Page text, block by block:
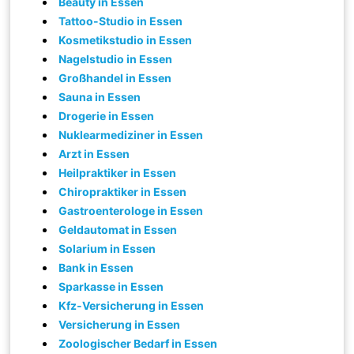
Tattoo-Studio in Essen
Kosmetikstudio in Essen
Nagelstudio in Essen
Großhandel in Essen
Sauna in Essen
Drogerie in Essen
Nuklearmediziner in Essen
Arzt in Essen
Heilpraktiker in Essen
Chiropraktiker in Essen
Gastroenterologe in Essen
Geldautomat in Essen
Solarium in Essen
Bank in Essen
Sparkasse in Essen
Kfz-Versicherung in Essen
Versicherung in Essen
Zoologischer Bedarf in Essen